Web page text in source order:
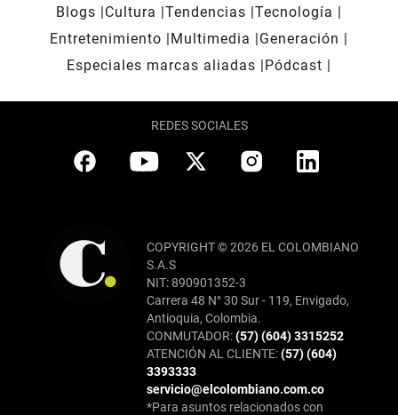
Blogs
Cultura Tendencias Tecnología
Entretenimiento
Multimedia
Generación
Especiales marcas aliadas
Pódcast
REDES SOCIALES
COPYRIGHT © 2026 EL COLOMBIANO
S.A.S
NIT: 890901352-3
Carrera 48 N° 30 Sur - 119, Envigado,
Antioquia, Colombia.
CONMUTADOR:(57) (604) 3315252
ATENCIÓN AL CLIENTE:(57) (604)
3393333
servicio@elcolombiano.com.co
*Para asuntos relacionados con